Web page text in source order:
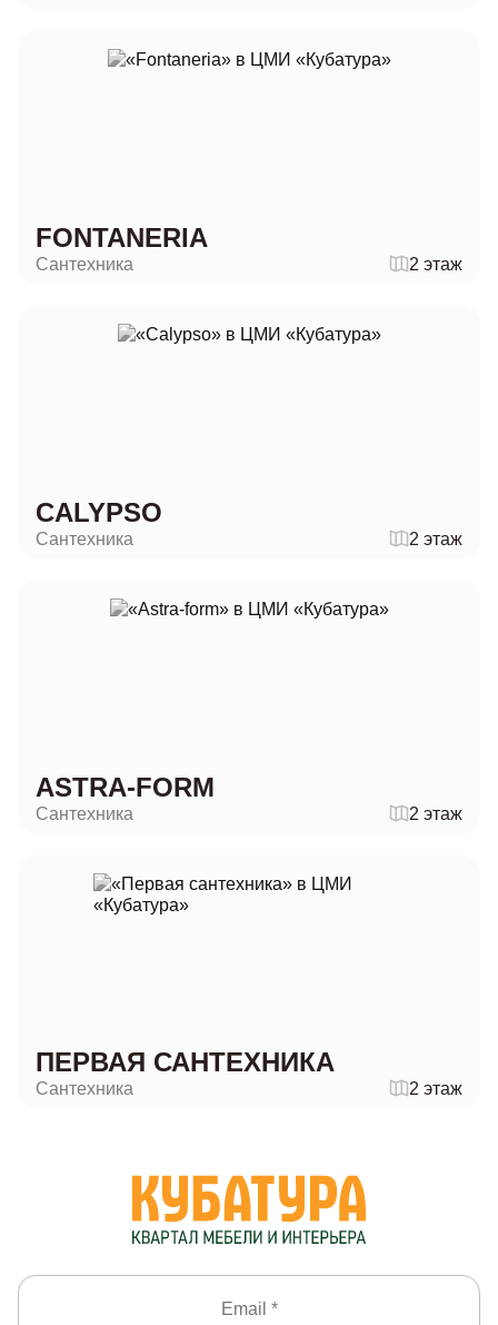
FONTANERIA
Сантехника 2 этаж
CALYPSO
Сантехника 2 этаж
ASTRA-FORM
Сантехника 2 этаж
ПЕРВАЯ САНТЕХНИКА
Сантехника 2 этаж